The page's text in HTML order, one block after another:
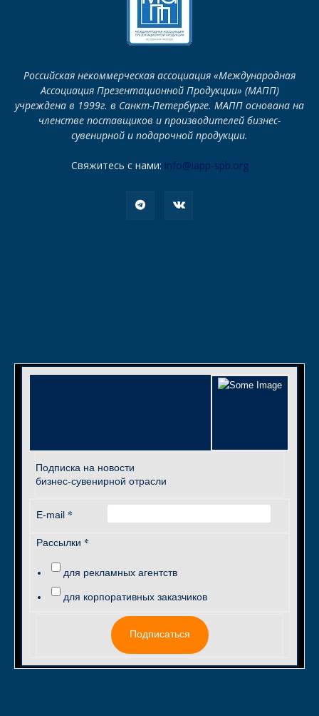
Российская некоммерческая ассоциация «Международная
Ассоциация Презентационной Продукции» (МАПП)
учреждена в 1999г. в Санкт-Петербурге. МАПП основана на
членстве поставщиков и производителей бизнес-
сувенирной и подарочной продукции.
Свяжитесь с нами: info@iapp-spb.org
Подписка на новости
бизнес-сувенирной отрасли
E-mail *
Рассылки *
для рекламных агентств
для корпоративных заказчиков
Подписаться